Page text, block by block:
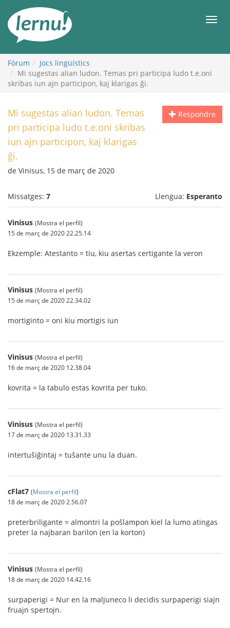
contingut
Fòrum
Jocs lingüístics
Mi sugestas alian ludon. Temas pri participa ludo t.e.oni
skribas iun ajn participon, kaj klarigas ĝi.
Respondre
Mi sugestas alian ludon. Temas
pri participa ludo t.e.oni skribas
iun ajn participon, kaj klarigas
ĝi.
de Vinisus, 15 de març de 2020
Missatges: 7 Llengua: Esperanto
Vinisus (Mostra el perfil)
15 de març de 2020 22.25.14
Ekzemple: Atestanto = tiu, kiu asertas certigante la veron
Vinisus (Mostra el perfil)
15 de març de 2020 22.34.02
mortiginto = oni kiu mortigis iun
Vinisus (Mostra el perfil)
16 de març de 2020 12.38.04
kovrita = la tabulo estas kovrita per tuko.
Vinisus (Mostra el perfil)
17 de març de 2020 13.31.33
intertuŝiĝintaj = tuŝante unu la duan.
cFlat7 (Mostra el perfil)
18 de març de 2020 2.56.07
preterbriligante = almontri la poŝlampon kiel la lumo atingas
preter la najbaran barilon (en la korton)
Vinisus (Mostra el perfil)
18 de març de 2020 14.42.16
surpaperigi = Nur en la maljuneco li decidis surpaperigi siajn
fruajn spertojn.